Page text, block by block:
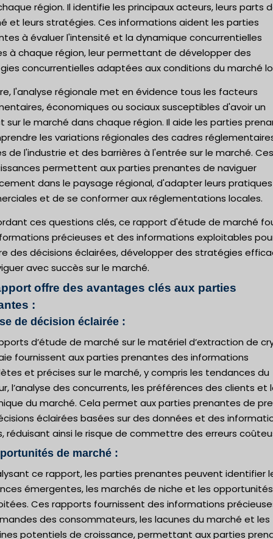
région. Il identifie les principaux acteurs, leurs parts
et leurs stratégies. Ces informations aident les parties
à évaluer l'intensité et la dynamique concurrentielles
à chaque région, leur permettant de développer des
concurrentielles adaptées aux conditions du marché
l'analyse régionale met en évidence tous les facteurs
économiques ou sociaux susceptibles d'avoir un
sur le marché dans chaque région. Il aide les parties
les variations régionales des cadres
de l'industrie et des barrières à l'entrée sur le marché. Ces
permettent aux parties prenantes de naviguer
dans le paysage régional, d'adapter leurs pratiques
et de se conformer aux réglementations locales.
ces questions clés, ce rapport d'étude de marché
précieuses et des informations exploitables
des décisions éclairées, développer des stratégies
avec succès sur le marché.
offre des avantages clés aux parties
:
de décision éclairée :
d’étude de marché sur le matériel d’extraction de
fournissent aux parties prenantes des informations
et précises sur le marché, y compris les tendances du
l’analyse des concurrents, les préférences des clients et
du marché. Cela permet aux parties prenantes de
éclairées basées sur des données et des
réduisant ainsi le risque de commettre des erreurs
de marché :
ce rapport, les parties prenantes peuvent identifier
émergentes, les marchés de niche et les opportunités
Ces rapports fournissent des informations
des consommateurs, les lacunes du marché et les
potentiels de croissance, permettant aux parties